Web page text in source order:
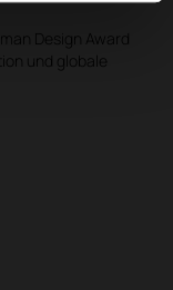
Design Award
und globale